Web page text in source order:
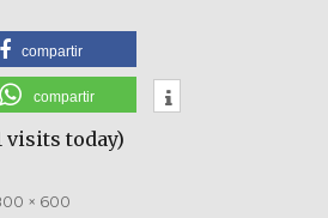
compartir
compartir
visits today)
× 600